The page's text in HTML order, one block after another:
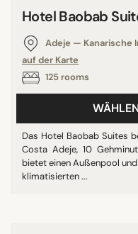
LAND
Mexiko
Spanien
Portugal
Schweiz
Frankreich
Großbritannien
Vereinigte Staaten
Hotel Baobab
Adeje — Kanarische
auf der Karte
125 rooms
Das Hotel Baobab Suites
Costa Adeje, 10
bietet einen Außenpool
klimatisierten ...